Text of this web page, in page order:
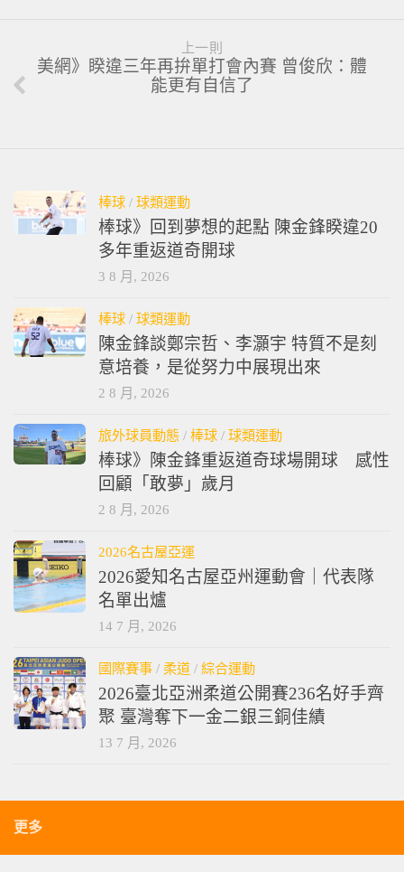
上一則
美網》睽違三年再拚單打會內賽 曾俊欣：體
能更有自信了
棒球 / 球類運動
棒球》回到夢想的起點 陳金鋒睽違20
多年重返道奇開球
3 8 月, 2026
棒球 / 球類運動
陳金鋒談鄭宗哲、李灝宇 特質不是刻
意培養，是從努力中展現出來
2 8 月, 2026
旅外球員動態 / 棒球 / 球類運動
棒球》陳金鋒重返道奇球場開球 感性
回顧「敢夢」歲月
2 8 月, 2026
2026名古屋亞運
2026愛知名古屋亞州運動會｜代表隊
名單出爐
14 7 月, 2026
國際賽事 / 柔道 / 綜合運動
2026臺北亞洲柔道公開賽236名好手齊
聚 臺灣奪下一金二銀三銅佳績
13 7 月, 2026
更多